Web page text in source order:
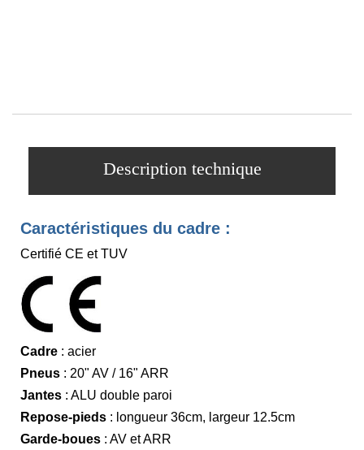
Description technique
Caractéristiques du cadre :
Certifié CE et TUV
Cadre : acier
Pneus : 20" AV / 16" ARR
Jantes : ALU double paroi
Repose-pieds : longueur 36cm, largeur 12.5cm
Garde-boues : AV et ARR